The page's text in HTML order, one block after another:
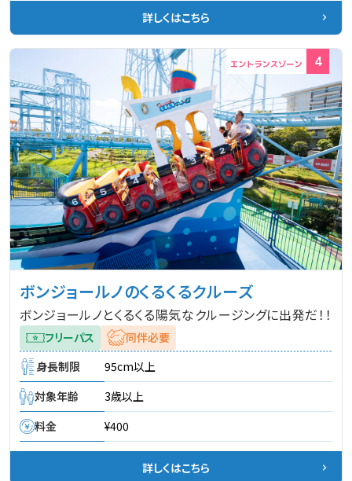
詳しくはこちら
4
ボンジョールノのくるくるクルーズ
ボンジョールノとくるくる陽気なクルージングに出発だ！！
フリーパス
同伴必要
身長制限
95cm以上
対象年齢
3歳以上
料金
¥400
詳しくはこちら